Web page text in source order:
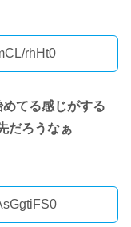
rhHt0
てる感じがする
だろうなぁ